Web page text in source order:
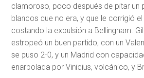
clamoroso, poco después de pitar un
blancos que no era, y que le corrigió
costando la expulsión a Bellingham.
estropeó un buen partido, con un
se puso 2-0, y un Madrid con
enarbolada por Vinicius, volcánico, y